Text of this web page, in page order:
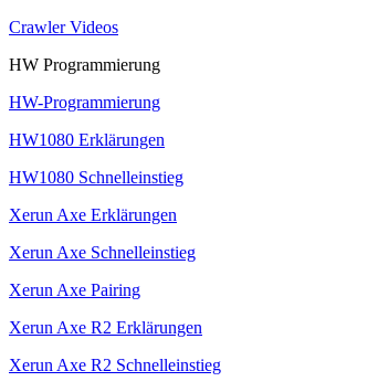
Crawler Videos
HW Programmierung
HW-Programmierung
HW1080 Erklärungen
HW1080 Schnelleinstieg
Xerun Axe Erklärungen
Xerun Axe Schnelleinstieg
Xerun Axe Pairing
Xerun Axe R2 Erklärungen
Xerun Axe R2 Schnelleinstieg